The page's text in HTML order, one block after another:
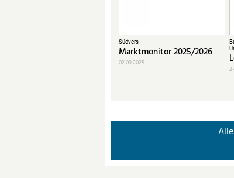
Südvers
Marktmonitor 2025/2026
02.09.2025